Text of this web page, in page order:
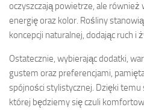
oczyszczają powietrze, ale
energię oraz kolor. Rośliny stanowią
koncepcji naturalnej, dodając ruch i
Ostatecznie, wybierając dodatki,
gustem oraz preferencjami,
spójności stylistycznej. Dzięki
której będziemy się czuli